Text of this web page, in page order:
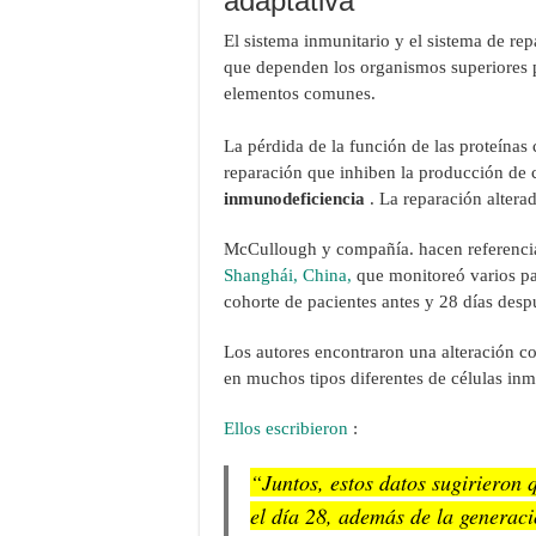
El sistema inmunitario y el sistema de
que dependen los organismos
elementos comunes.
La pérdida de la función de las
reparación que inhiben la producción
inmunodeficiencia . La reparación
McCullough y compañía. hacen
Shanghái, China, que monitoreó varios
cohorte de pacientes antes y 28 días
Los autores encontraron una alteración
en muchos tipos diferentes de células
Ellos escribieron :
“Juntos, estos datos sugirieron
el día 28, además de la